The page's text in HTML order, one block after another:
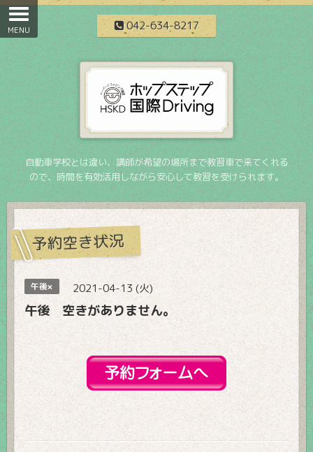
042-634-8217
自動車学校とは違い、講師が希望の場所まで教習車で来てくれる
ので、時間を有効活用しながら安心して教習を受けられます。
予約空き状況
午後× 2021-04-13 (火)
午後 空きがありません。